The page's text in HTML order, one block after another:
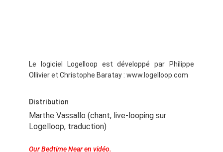
Le logiciel Logelloop est développé par Philippe
Ollivier et Christophe Baratay : www.logelloop.com
Distribution
Marthe Vassallo (chant, live-looping sur
Logelloop, traduction)
Our Bedtime Near​ en vidéo.